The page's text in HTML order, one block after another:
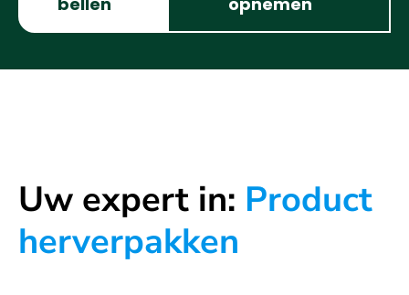
Uw expert in: Product
herverpakken